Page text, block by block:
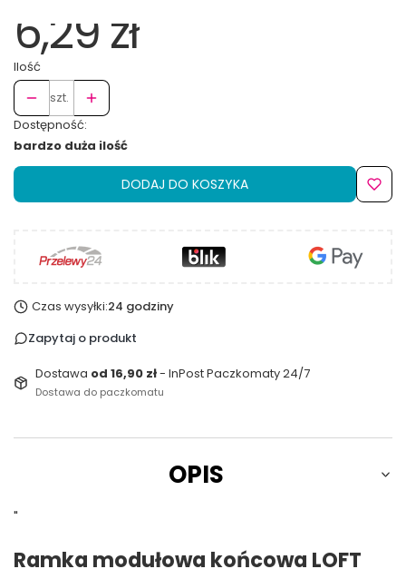
6,29 zł
Ilość
szt.
Dostępność:
bardzo duża ilość
DODAJ DO KOSZYKA
Czas wysyłki:24 godziny
Zapytaj o produkt
Dostawa od 16,90 zł- InPost Paczkomaty 24/7
Dostawa do paczkomatu
OPIS
"
Ramka modułowa końcowa LOFT